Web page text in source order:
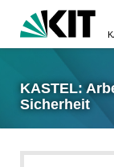
KASTEL:
Sicherheit